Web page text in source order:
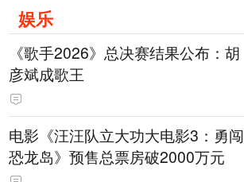
娱乐
《歌手2026》总决赛结果公布：胡
彦斌成歌王
电影《汪汪队立大功大电影3：勇闯
恐龙岛》预售总票房破2000万元